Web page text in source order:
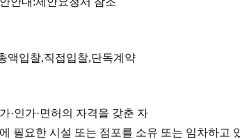
액입찰,직접입찰,단독계약
·인가·면허의 자격을 갖춘 자
필요한 시설 또는 점포를 소유 또는 임차하고